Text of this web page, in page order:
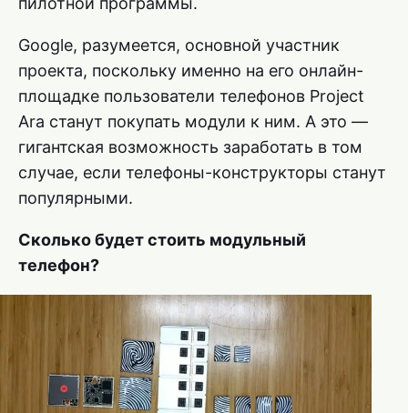
Google, разумеется, основной участник
проекта, поскольку именно на его онлайн-
площадке пользователи телефонов Project
Ara станут покупать модули к ним. А это —
гигантская возможность заработать в том
случае, если телефоны-конструкторы станут
популярными.
Сколько будет стоить модульный
телефон?